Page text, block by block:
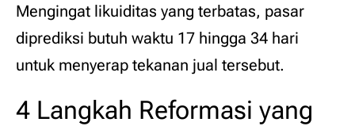
Mengingat likuiditas yang terbatas, pasar
diprediksi butuh waktu 17 hingga 34 hari
untuk menyerap tekanan jual tersebut.
4 Langkah Reformasi yang